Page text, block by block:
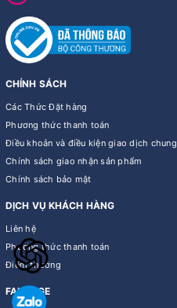
CHÍNH SÁCH
Các Thức Đặt hàng
Phương thức thanh toán
Điều khoản và điều kiện giao dịch chung
Chính sách giao nhận sản phẩm
Chính sách bảo mật
DỊCH VỤ KHÁCH HÀNG
Liên hệ
Phương thức thanh toán
Điểm thưởng
FANPAGE